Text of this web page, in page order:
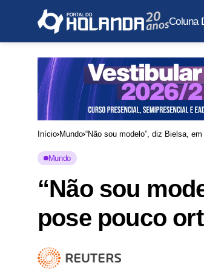
Coluna
Início Mundo “Não sou modelo”, diz Bielsa,
Mundo
“Não sou
pose pouco